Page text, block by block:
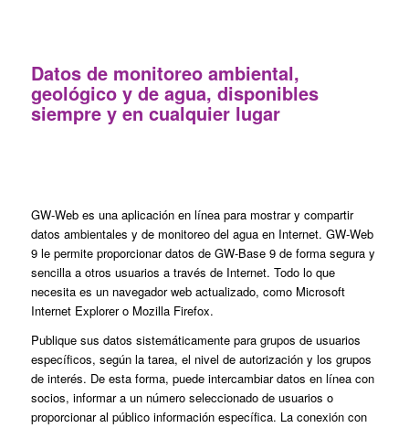
Datos de monitoreo ambiental,
geológico y de agua, disponibles
siempre y en cualquier lugar
GW-Web es una aplicación en línea para mostrar y compartir
datos ambientales y de monitoreo del agua en Internet. GW-Web
9 le permite proporcionar datos de GW-Base 9 de forma segura y
sencilla a otros usuarios a través de Internet. Todo lo que
necesita es un navegador web actualizado, como Microsoft
Internet Explorer o Mozilla Firefox.
Publique sus datos sistemáticamente para grupos de usuarios
específicos, según la tarea, el nivel de autorización y los grupos
de interés. De esta forma, puede intercambiar datos en línea con
socios, informar a un número seleccionado de usuarios o
proporcionar al público información específica. La conexión con